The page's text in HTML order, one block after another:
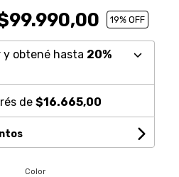
19% OFF
y obtené hasta 20%
de $16.665,00
Color